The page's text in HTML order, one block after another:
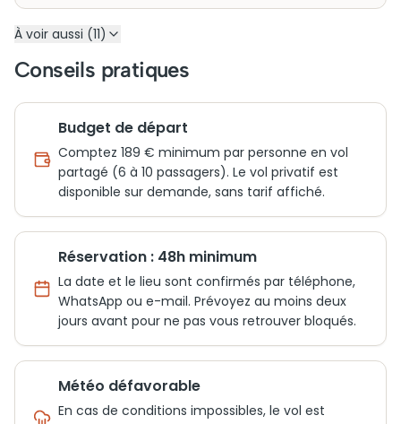
À voir aussi (11)
Conseils pratiques
Budget de départ
Comptez 189 € minimum par personne en vol
partagé (6 à 10 passagers). Le vol privatif est
disponible sur demande, sans tarif affiché.
Réservation : 48h minimum
La date et le lieu sont confirmés par téléphone,
WhatsApp ou e-mail. Prévoyez au moins deux
jours avant pour ne pas vous retrouver bloqués.
Météo défavorable
En cas de conditions impossibles, le vol est